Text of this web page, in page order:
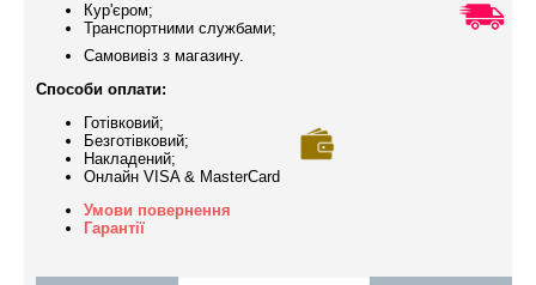
Кур'єром;
Транспортними службами;
Самовивіз з магазину.
Способи оплати:
Готівковий;
Безготівковий;
Накладений;
Онлайн VISA & MasterCard
Умови повернення
Гарантії